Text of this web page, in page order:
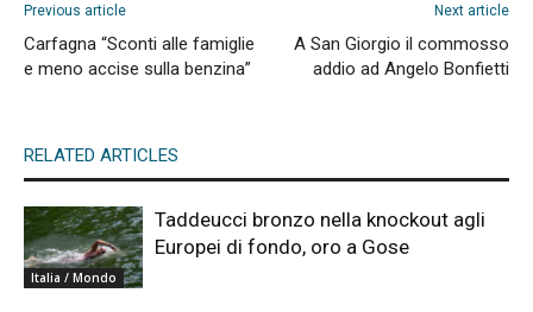
Previous article
Carfagna “Sconti alle famiglie
e meno accise sulla benzina”
Next article
A San Giorgio il commosso
addio ad Angelo Bonfietti
RELATED ARTICLES
Italia / Mondo
Taddeucci bronzo nella knockout agli
Europei di fondo, oro a Gose